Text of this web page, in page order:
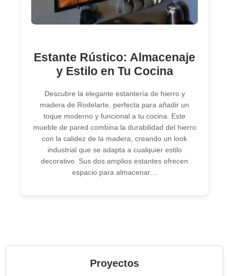
Proyectos
Estante Rústico: Almacenaje
y Estilo en Tu Cocina
Descubre la elegante estantería de hierro y
madera de Rodelarte, perfecta para añadir un
toque moderno y funcional a tu cocina. Este
mueble de pared combina la durabilidad del hierro
con la calidez de la madera, creando un look
industrial que se adapta a cualquier estilo
decorativo. Sus dos amplios estantes ofrecen
espacio para almacenar…